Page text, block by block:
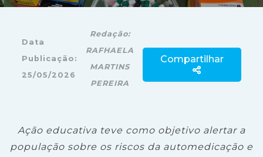
Data
Publicação:
25/05/2026
Redação:
RAFHAELA
MARTINS
PEREIRA
Compartilhar
Ação educativa teve como objetivo alertar a
população sobre os riscos da automedicação e